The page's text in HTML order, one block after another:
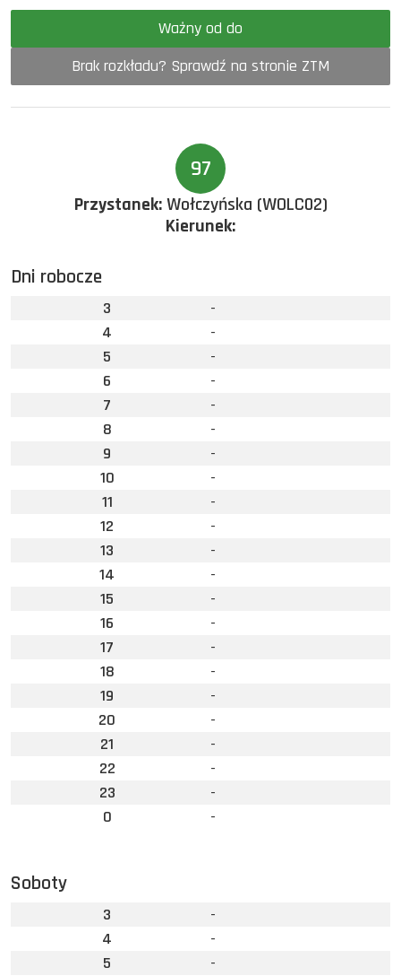
Ważny od do
Brak rozkładu? Sprawdź na stronie ZTM
97
Przystanek:Wołczyńska (WOLC02)
Kierunek:
Dni robocze
3
-
4
-
5
-
6
-
7
-
8
-
9
-
10
-
11
-
12
-
13
-
14
-
15
-
16
-
17
-
18
-
19
-
20
-
21
-
22
-
23
-
0
-
Soboty
3
-
4
-
5
-